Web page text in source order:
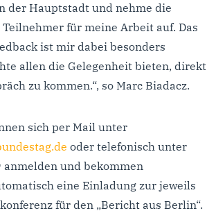
der Hauptstadt und nehme die
für meine Arbeit auf. Das
ist mir dabei besonders
allen die Gelegenheit bieten, direkt
zu kommen.“, so Marc Biadacz.
sich per Mail unter
oder telefonisch unter
und bekommen
eine Einladung zur jeweils
für den „Bericht aus Berlin“.